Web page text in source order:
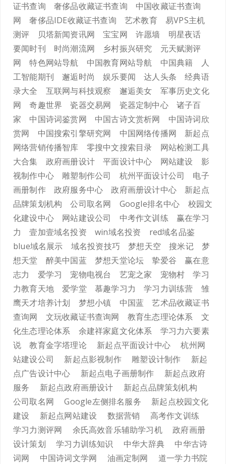
证书查询
奢侈品收藏证书查询
中国收藏证书查询
网
奢侈品IDE收藏证书查询 艺术教育
易VPS主机
测评
贝塔新闻资讯网 宝宝网 许愿墙
明星夜话
要闻时刊
时尚潮流网 乡村振兴研究
元天赋测评
网
特色网站导航 中国教育网站导航 中国典籍
人
工智能期刊
邂逅时尚 娱乐要闻 达人头条
经典语
录大全
互联网与科技观察 邂逅美女
军事历史文化
网
奇趣世界 瓷器交易网 瓷器定制中心
诸子百
家
中国诗词鉴赏网 中国古诗文赏析网
中国诗词欣
赏网
中国搜索引擎研究网 中国网络传播网
新起点
网络营销传播智库
零搜中文搜索目录
网站检测工具
大合集
政府画册设计 平面设计中心 网站建设
影
视制作中心
雕塑制作公司 杭州平面设计公司
电子
画册制作
政府服务中心 政府画册设计中心
新起点
品牌策划机构
公司取名网 Google排名中心
校园文
化建设中心
网站建设公司 中考作文训练
赢在学习
力
壹加壹域名投资 win域名投资
red域名品鉴
blue域名展示
域名投资技巧 梦想天空 搜米记
梦
想天堂
醉美中国蓝 梦想天堂论坛 挚爱谷
赢在意
志力
爱学习 宠物电视台 艺宠之家 宠物村
学习
力教育天地
爱学堂 慕趣学习力 学习力训练营
雏
鹰天才培养计划
梦想小镇 中国蓝
艺术品收藏证书
查询网
文玩收藏证书查询网 教育生态理论体系
文
化生态理论体系
余建祥家庭文化体系
学习力六要素
说
教育金字塔理论 新起点平面设计中心
杭州网
站建设公司
新起点影视制作 雕塑设计制作
新起
点广告设计中心
新起点电子画册制作
新起点政府
服务
新起点政府画册设计
新起点品牌策划机构
公司取名网
Google左侧排名服务
新起点校园文化
建设
新起点网站建设 数据营销
高考作文训练
学习力测评网
余氏高效音乐辅助学习机
政府画册
设计策划
学习力训练知识 中华大辞典
中华古诗
词网
中国诗词文学网 油画定制网
道一学力书院